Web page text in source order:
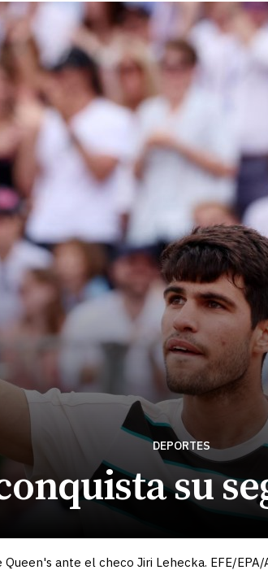
DEPORTES
su
ante el checo Jiri Lehecka. EFE/EPA/